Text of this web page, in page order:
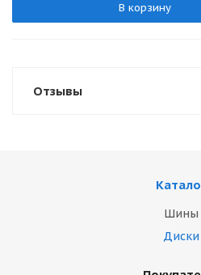
В корзину
Отзывы
Шины
Диски